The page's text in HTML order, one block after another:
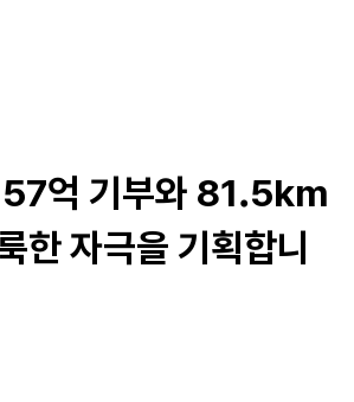
57억 기부와 81.5km
한 자극을 기획합니